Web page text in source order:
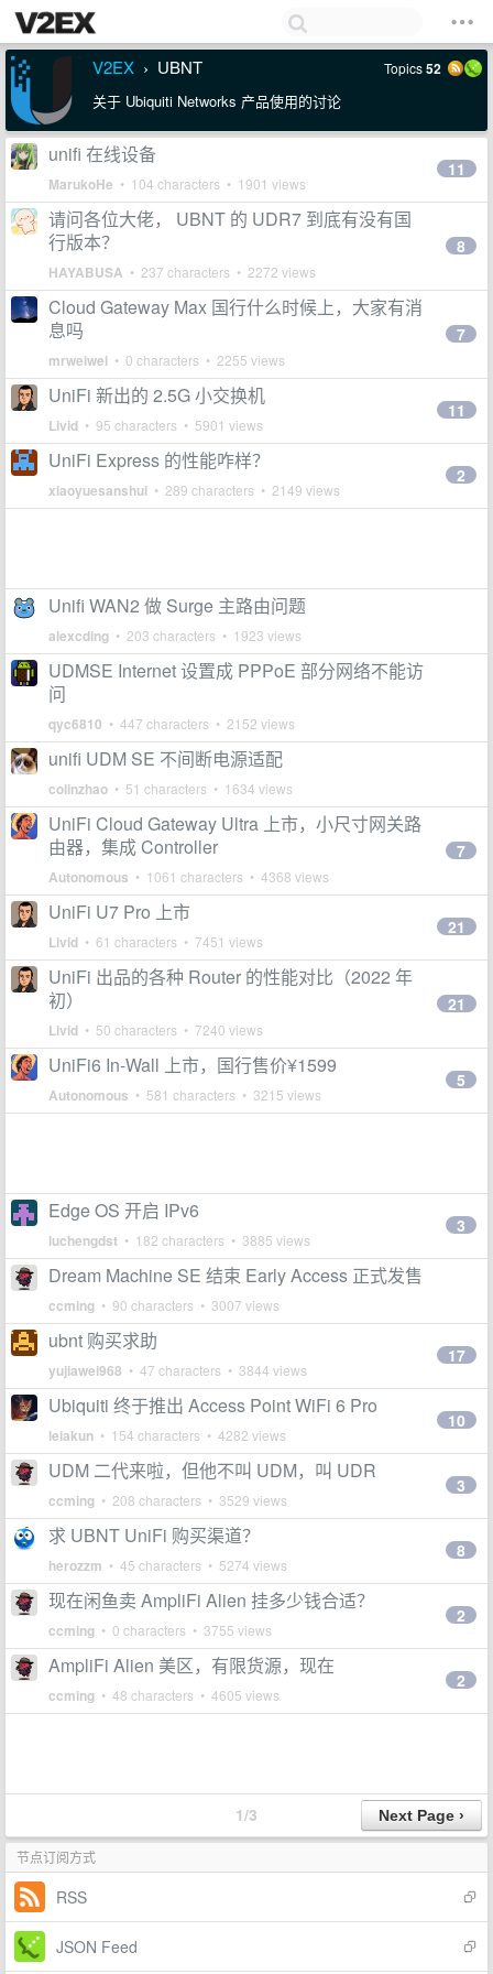
V2EX › UBNT Topics52
关于 Ubiquiti Networks 产品使用的讨论
unifi 在线设备
MarukoHe • 104 characters • 1901 views
11
请问各位大佬， UBNT 的 UDR7 到底有没有国
行版本？
HAYABUSA • 237 characters • 2272 views
8
Cloud Gateway Max 国行什么时候上，大家有消
息吗
mrweiwei • 0 characters • 2255 views
7
UniFi 新出的 2.5G 小交换机
Livid • 95 characters • 5901 views
11
UniFi Express 的性能咋样？
xiaoyuesanshui • 289 characters • 2149 views
2
Unifi WAN2 做 Surge 主路由问题
alexcding • 203 characters • 1923 views
UDMSE Internet 设置成 PPPoE 部分网络不能访
问
qyc6810 • 447 characters • 2152 views
unifi UDM SE 不间断电源适配
colinzhao • 51 characters • 1634 views
UniFi Cloud Gateway Ultra 上市，小尺寸网关路
由器，集成 Controller
Autonomous • 1061 characters • 4368 views
7
UniFi U7 Pro 上市
Livid • 61 characters • 7451 views
21
UniFi 出品的各种 Router 的性能对比（2022 年
初）
Livid • 50 characters • 7240 views
21
UniFi6 In-Wall 上市，国行售价¥1599
Autonomous • 581 characters • 3215 views
5
Edge OS 开启 IPv6
luchengdst • 182 characters • 3885 views
3
Dream Machine SE 结束 Early Access 正式发售
ccming • 90 characters • 3007 views
ubnt 购买求助
yujiawei968 • 47 characters • 3844 views
17
Ubiquiti 终于推出 Access Point WiFi 6 Pro
leiakun • 154 characters • 4282 views
10
UDM 二代来啦，但他不叫 UDM，叫 UDR
ccming • 208 characters • 3529 views
3
求 UBNT UniFi 购买渠道？
herozzm • 45 characters • 5274 views
8
现在闲鱼卖 AmpliFi Alien 挂多少钱合适？
ccming • 0 characters • 3755 views
2
AmpliFi Alien 美区，有限货源，现在
ccming • 48 characters • 4605 views
2
1/3
节点订阅方式
RSS
JSON Feed